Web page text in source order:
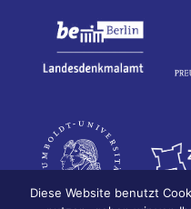
Diese Website benutzt